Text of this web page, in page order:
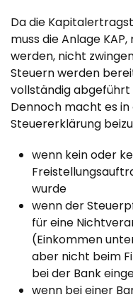
Da die
muss die Anlage
werden, nicht
Steuern werden
vollständig
Dennoch macht es in
Steuererklärung
wenn kein oder
wurde
wenn der
für eine
(Einkommen
aber nicht beim
bei der Bank
wenn bei einer